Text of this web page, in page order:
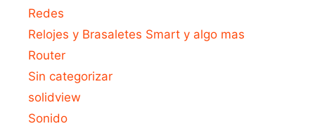
Redes
Relojes y Brasaletes Smart y algo mas
Router
Sin categorizar
solidview
Sonido